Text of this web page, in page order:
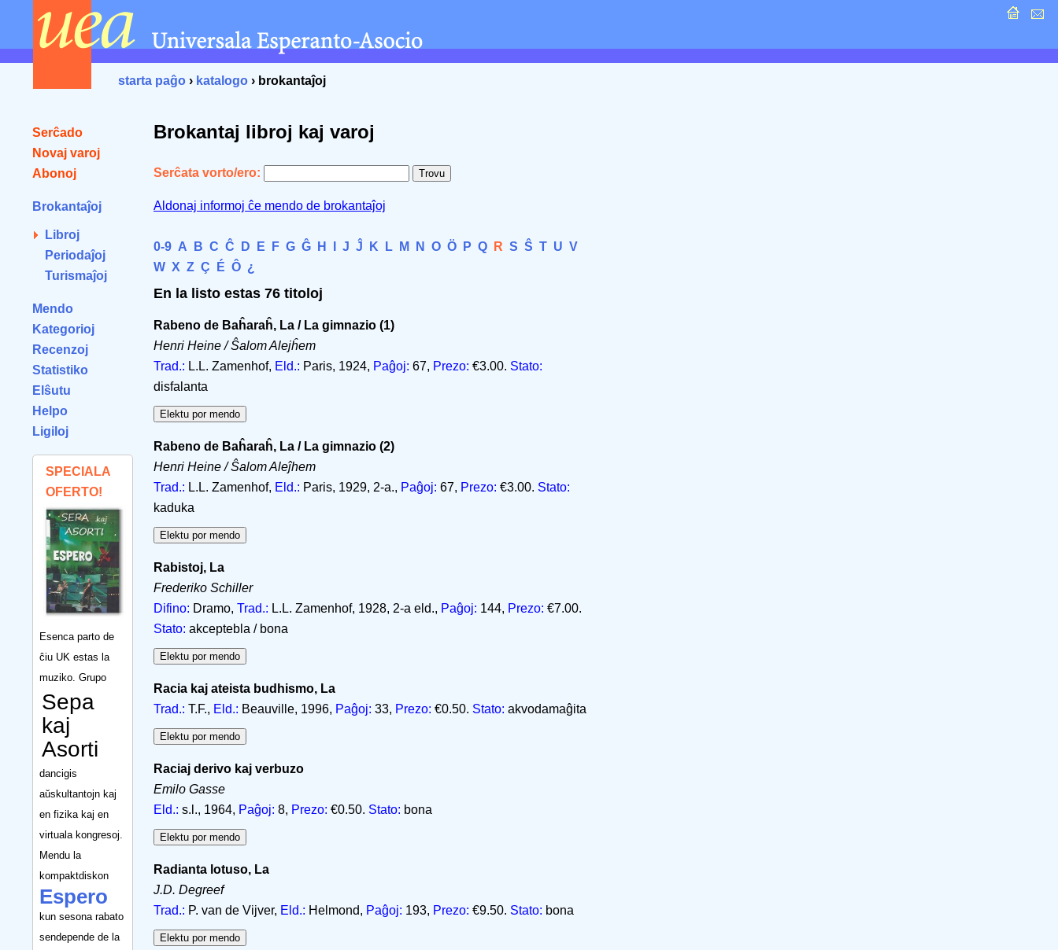
starta paĝo › katalogo › brokantaĵoj
Serĉado
Novaj varoj
Abonoj
Brokantaĵoj
Libroj
Periodaĵoj
Turismaĵoj
Mendo
Kategorioj
Recenzoj
Statistiko
Elŝutu
Helpo
Ligiloj
SPECIALA
OFERTO!
Esenca parto de
ĉiu UK estas la
muziko. Grupo
Sepa
kaj
Asorti
dancigis
aŭskultantojn kaj
en fizika kaj en
virtuala kongresoj.
Mendu la
kompaktdiskon
Espero
kun sesona rabato
sendepende de la
Brokantaj libroj kaj varoj
Serĉata vorto/ero:
Aldonaj informoj ĉe mendo de brokantaĵoj
0-9 A B C Ĉ D E F G Ĝ H J Ĵ K L M N O Ö P Q R S Ŝ T U V
W X Z Ç É Ô ¿
En la listo estas 76 titoloj
Rabeno de Baĥaraĥ, La / La gimnazio (1)
Henri Heine / Ŝalom Alejĥem
Trad.: L.L. Zamenhof, Eld.: Paris, 1924, Paĝoj: 67, Prezo: €3.00. Stato:
disfalanta
Rabeno de Baĥaraĥ, La / La gimnazio (2)
Henri Heine / Ŝalom Aleĵhem
Trad.: L.L. Zamenhof, Eld.: Paris, 1929, 2-a., Paĝoj: 67, Prezo: €3.00. Stato:
kaduka
Rabistoj, La
Frederiko Schiller
Difino: Dramo, Trad.: L.L. Zamenhof, 1928, 2-a eld., Paĝoj: 144, Prezo: €7.00.
Stato: akceptebla / bona
Racia kaj ateista budhismo, La
Trad.: T.F., Eld.: Beauville, 1996, Paĝoj: 33, Prezo: €0.50. Stato: akvodamaĝita
Raciaj derivo kaj verbuzo
Emilo Gasse
Eld.: s.l., 1964, Paĝoj: 8, Prezo: €0.50. Stato: bona
Radianta lotuso, La
J.D. Degreef
Trad.: P. van de Vijver, Eld.: Helmond, Paĝoj: 193, Prezo: €9.50. Stato: bona